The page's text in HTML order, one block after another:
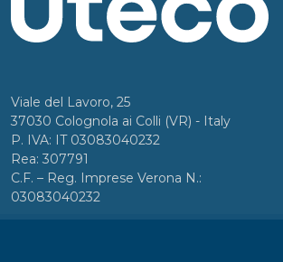
Viale del Lavoro, 25
37030 Colognola ai Colli (VR) - Italy
P. IVA: IT 03083040232
Rea: 307791
C.F. – Reg. Imprese Verona N.:
03083040232